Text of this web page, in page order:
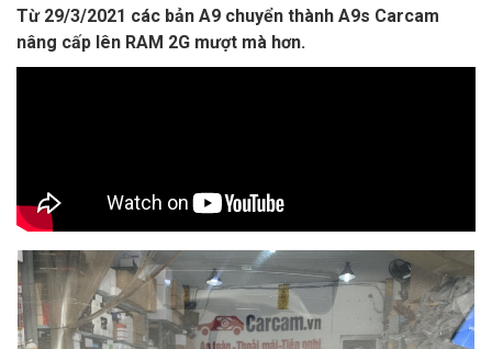
Từ 29/3/2021 các bản A9 chuyển thành A9s Carcam
nâng cấp lên RAM 2G mượt mà hơn.